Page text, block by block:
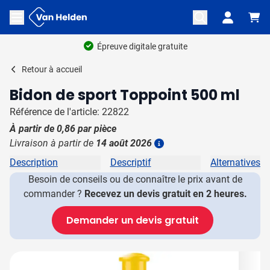
Aller au contenu
Ouvrir le menu
Épreuve digitale gratuite
Retour à accueil
Bidon de sport Toppoint 500 ml
Référence de l'article: 22822
À partir de 0,86 par pièce
Livraison à partir de 14 août 2026
Description Descriptif
Alternatives
Besoin de conseils ou de connaître le prix avant de
commander ? Recevez un devis gratuit en 2 heures.
Demander un devis gratuit
Cliquez pour voir l'image en plein écran